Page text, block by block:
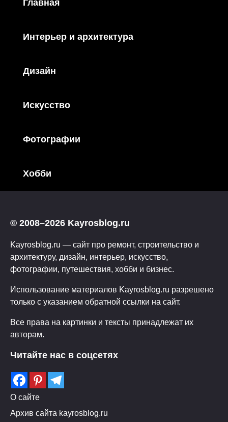
Главная
Интерьер и архитектура
Дизайн
Искусство
Фотографии
Хобби
© 2008–2026 Kayrosblog.ru
Kayrosblog.ru — сайт про ремонт, строительство и
архитектуру, дизайн, интерьер, искусство,
фотографии, путешествия, хобби и бизнес.
Использование материалов Kayrosblog.ru разрешено
только с указанием обратной ссылки на сайт.
Все права на картинки и тексты принадлежат их
авторам.
Читайте нас в соцсетях
О сайте
Архив сайта kayrosblog.ru